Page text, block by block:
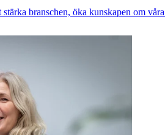
branschen, öka kunskapen om